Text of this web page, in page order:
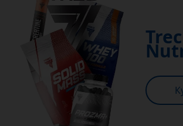
Trec